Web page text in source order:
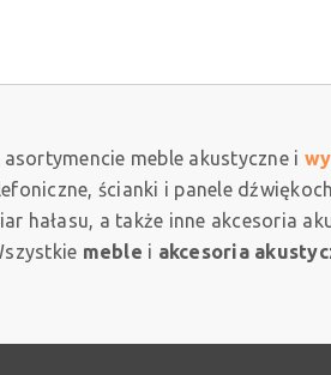
meble akustyczne i
ścianki i panele
hałasu, a także inne akcesoria
meble i akcesoria